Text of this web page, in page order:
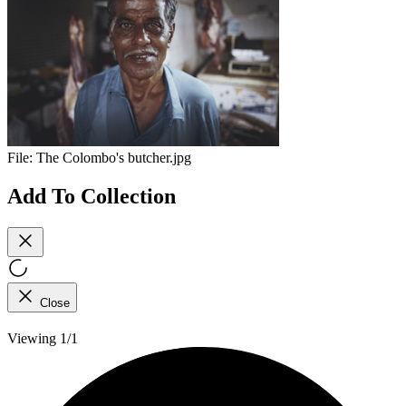
File: The Colombo's butcher.jpg
Add To Collection
Close
Viewing 1/1